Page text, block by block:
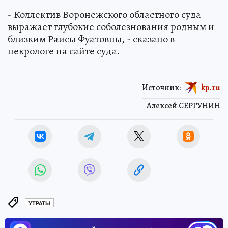
- Коллектив Воронежского областного суда
выражает глубокие соболезнования родным и
близким Раисы Фуатовны, - сказано в
некрологе на сайте суда.
Алексей СЕРГУНИН
Источник: kp.ru
УТРАТЫ